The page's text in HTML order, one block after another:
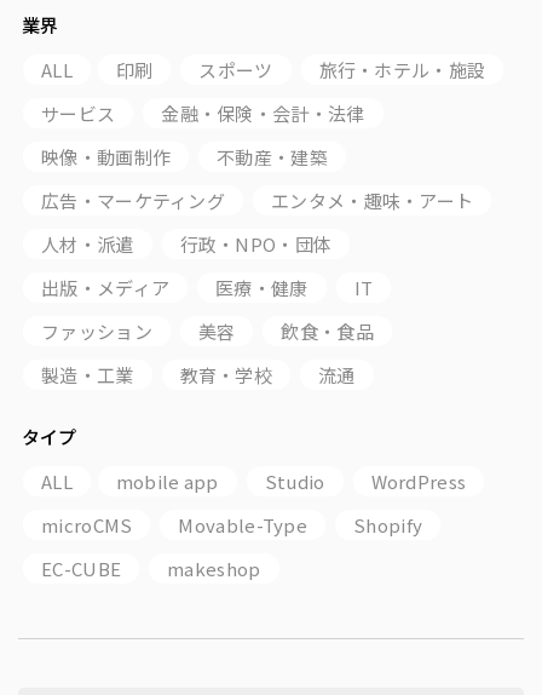
業界
ALL
印刷 スポーツ
旅行・ホテル・施設
サービス
金融・保険・会計・法律
映像・動画制作
不動産・建築
広告・マーケティング
エンタメ・趣味・アート
人材・派遣
行政・NPO・団体
出版・メディア
医療・健康
IT
ファッション
美容
飲食・食品
製造・工業
教育・学校 流通
タイプ
ALL
mobile app Studio
WordPress
microCMS
Movable-Type
Shopify
EC-CUBE
makeshop